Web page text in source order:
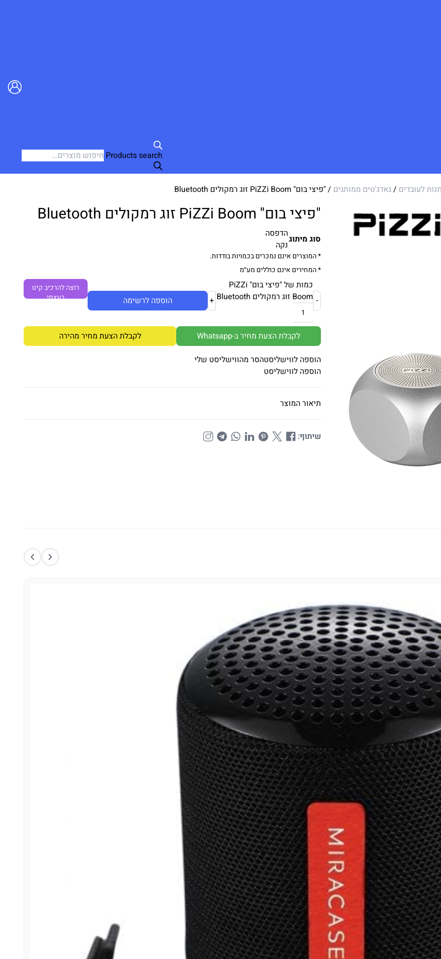
Products search
לעובדים /גאדג'טים ממותגים / "פיצי בום" PiZZi Boom זוג רמקולים Bluetooth
"פיצי בום" PiZZi Boom זוג רמקולים Bluetooth
סוג מיתוגהדפסה
נקה
* המוצרים אינם נמכרים בכמויות בודדות.
* המחירים אינם כוללים מע״מ
-
כמות של "פיצי בום" PiZZi
Boom זוג רמקולים Bluetooth
+ הוספה לרשימה
רוצה להרכיב קיט
בעצמי
לקבלת הצעת מחיר ב-Whatsapp
לקבלת הצעת מחיר מהירה
הוספה לווישליסטהסר מהווישליסט שלי
הוספה לווישליסט
תיאור המוצר
שיתוף: